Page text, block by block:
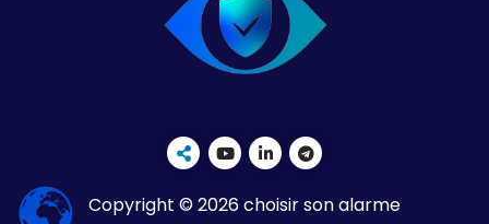
Copyright © 2026 choisir son alarme